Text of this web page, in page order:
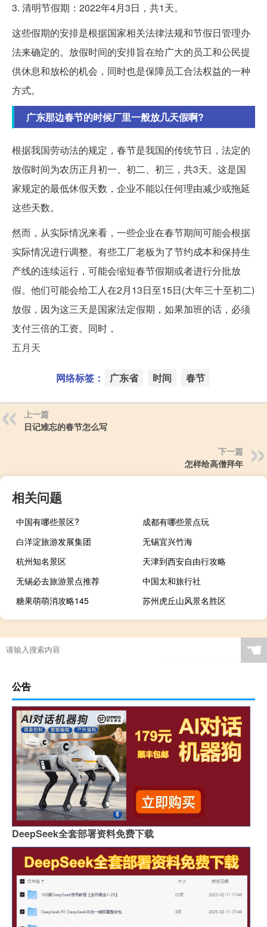
3. 清明节假期：2022年4月3日，共1天。
这些假期的安排是根据国家相关法律法规和节假日管理办
法来确定的。放假时间的安排旨在给广大的员工和公民提
供休息和放松的机会，同时也是保障员工合法权益的一种
方式。
广东那边春节的时候厂里一般放几天假啊?
根据我国劳动法的规定，春节是我国的传统节日，法定的
放假时间为农历正月初一、初二、初三，共3天。这是国
家规定的最低休假天数，企业不能以任何理由减少或拖延
这些天数。
然而，从实际情况来看，一些企业在春节期间可能会根据
实际情况进行调整。有些工厂老板为了节约成本和保持生
产线的连续运行，可能会缩短春节假期或者进行分批放
假。他们可能会给工人在2月13日至15日(大年三十至初二)
放假，因为这三天是国家法定假期，如果加班的话，必须
支付三倍的工资。同时，
五月天
网络标签： 广东省 时间 春节
上一篇
日记难忘的春节怎么写
下一篇
怎样给高僧拜年
相关问题
中国有哪些景区?
成都有哪些景点玩
白洋淀旅游发展集团
无锡宜兴竹海
杭州知名景区
天津到西安自由行攻略
无锡必去旅游景点推荐
中国太和旅行社
糖果萌萌消攻略145
苏州虎丘山风景名胜区
☚
公告
DeepSeek全套部署资料免费下载